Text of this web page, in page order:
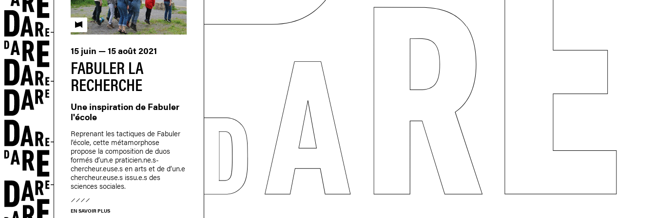
FABULER LA
RECHERCHE
15 juin — 15 août 2021
Fabuler l'école
Une inspiration de Fabuler
l'école
Reprenant les tactiques de Fabuler
l’école, cette métamorphose
propose la composition de duos
formés d’un.e praticien.ne.s-
chercheur.euse.s en arts et de d’un.e
chercheur.euse.s issu.e.s des
sciences sociales.
EN SAVOIR PLUS